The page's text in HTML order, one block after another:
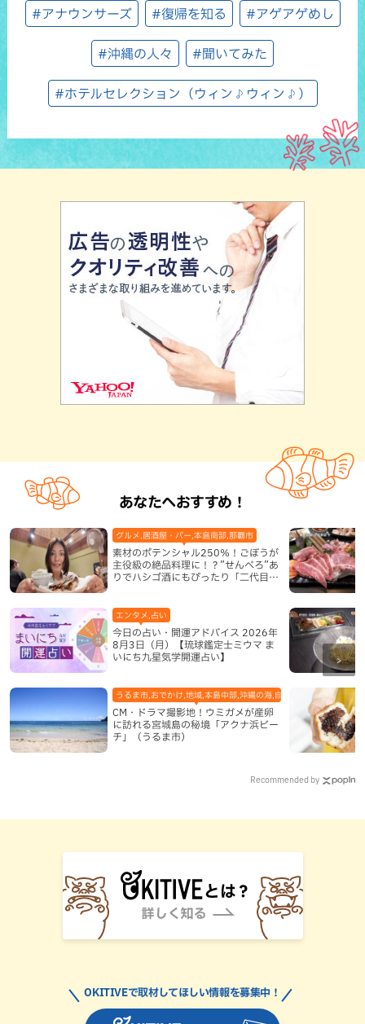
#アナウンサーズ #復帰を知る #アゲアゲめし
#沖縄の人々 #聞いてみた
#ホテルセレクション（ウィン♪ウィン♪）
あなたへおすすめ！
素材のポテンシャル250％！ごぼうが
主役級の絶品料理に！？”せんべろ”あ
りでハシゴ酒にもぴったり「二代目ふ
グルメ,居酒屋・バー,本島南部,那覇市
今日の占い・開運アドバイス 2026年
8月3日（月）【琉球鑑定士ミウマ ま
いにち九星気学開運占い】
エンタメ,占い
CM・ドラマ撮影地！ウミガメが産卵
に訪れる宮城島の秘境「アクナ浜ビー
チ」（うるま市）
うるま市,おでかけ,地域,本島中部,沖縄の海,自然
Recommended by
OKITIVEで取材してほしい情報を募集中！